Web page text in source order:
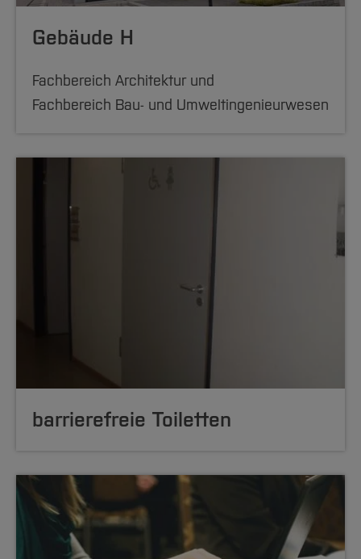
Gebäude H
Fachbereich Architektur und
Fachbereich Bau- und Umweltingenieurwesen
barrierefreie Toiletten